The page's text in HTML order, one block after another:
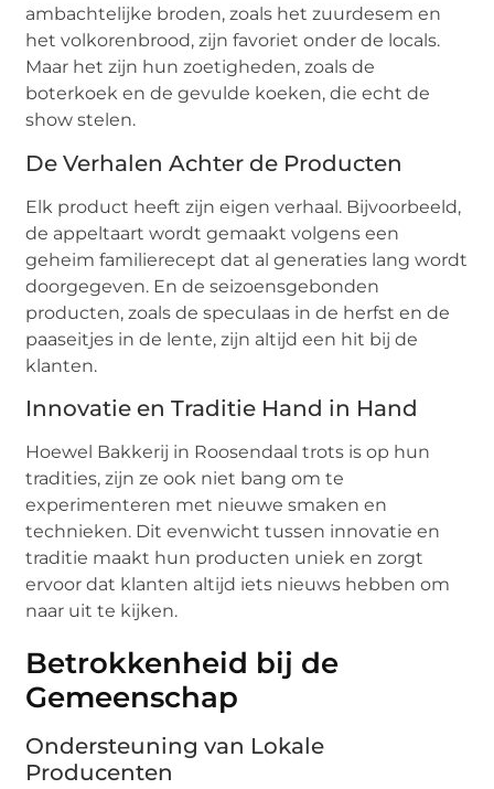
ambachtelijke broden, zoals het zuurdesem en
het volkorenbrood, zijn favoriet onder de locals.
Maar het zijn hun zoetigheden, zoals de
boterkoek en de gevulde koeken, die echt de
show stelen.
De Verhalen Achter de Producten
Elk product heeft zijn eigen verhaal. Bijvoorbeeld,
de appeltaart wordt gemaakt volgens een
geheim familierecept dat al generaties lang wordt
doorgegeven. En de seizoensgebonden
producten, zoals de speculaas in de herfst en de
paaseitjes in de lente, zijn altijd een hit bij de
klanten.
Innovatie en Traditie Hand in Hand
Hoewel Bakkerij in Roosendaal trots is op hun
tradities, zijn ze ook niet bang om te
experimenteren met nieuwe smaken en
technieken. Dit evenwicht tussen innovatie en
traditie maakt hun producten uniek en zorgt
ervoor dat klanten altijd iets nieuws hebben om
naar uit te kijken.
Betrokkenheid bij de
Gemeenschap
Ondersteuning van Lokale
Producenten